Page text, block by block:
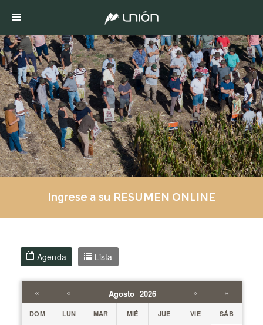
Ingrese a su RESUMEN ONLINE
Agenda Lista
« « Agosto 2026 » »
DOM LUN MAR MIÉ JUE VIE SÁB